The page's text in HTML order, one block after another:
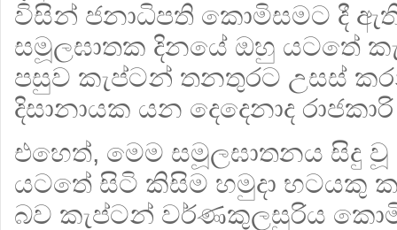
විසින් ජනාධිපති කොමිසමට දී
සමූලඝාතක දිනයේ ඔහු යටතේ
පසුව කැප්ටන් තනතුරට උසස්
දිසානායක යන දෙදෙනාද
එහෙත්, මෙම සමූලඝාතනය සිදු
යටතේ සිටි කිසිම හමුදා භටයකු
බව කැප්ටන් වර්ණකුලසුරිය